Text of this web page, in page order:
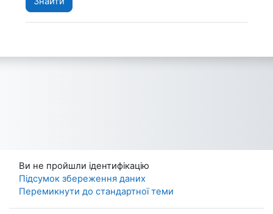
Ви не пройшли ідентифікацію
Підсумок збереження даних
Перемикнути до стандартної теми